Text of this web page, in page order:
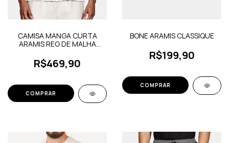
CAMISA MANGA CURTA
ARAMIS REG DE MALHA
R$469,90
COMPRAR
BONE ARAMIS CLASSIQUE
R$199,90
COMPRAR